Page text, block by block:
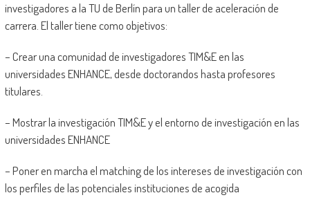
investigadores a la TU de Berlín para un taller de aceleración de
carrera. El taller tiene como objetivos:
– Crear una comunidad de investigadores TIM&E en las
universidades ENHANCE, desde doctorandos hasta profesores
titulares.
– Mostrar la investigación TIM&E y el entorno de investigación en las
universidades ENHANCE
– Poner en marcha el matching de los intereses de investigación con
los perfiles de las potenciales instituciones de acogida